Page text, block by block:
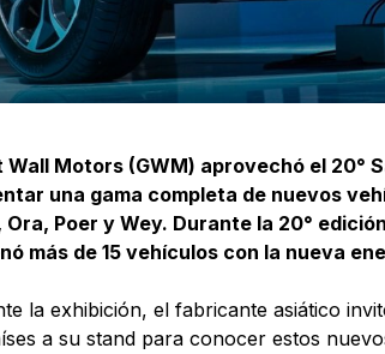
Wall Motors (GWM) aprovechó el 20°
una gama completa de nuevos
Ora, Poer y Wey. Durante la 20°
más de 15 vehículos con la nueva
la exhibición, el fabricante asiático
a su stand para conocer estos